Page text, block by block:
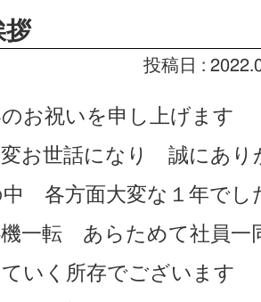
拶
投稿日 :
お祝いを申し上げます
変お世話になり 誠にあ
中 各方面大変な１年でし
一転 あらためて社員一
いく所存でございます